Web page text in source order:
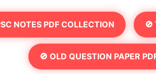
NOTES PDF COLLECTION 🚫
🚫 OLD QUESTION PAPER